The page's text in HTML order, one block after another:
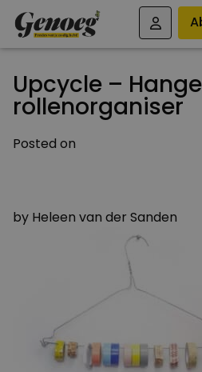
Upcycle –
rollenorganiser
Posted on
by Heleen van der Sanden